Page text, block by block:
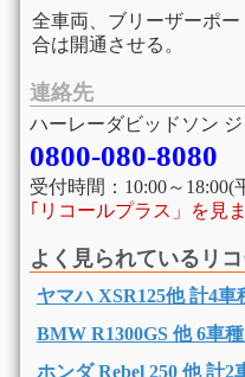
全車両、ブリーザーポ
合は開通させる。
連絡先
ハーレーダビッドソン
0800-080-8080
受付時間：10:00～18:00(
｢リコールプラス」を見
よく見られているリ
ヤマハ XSR125他 計4
BMW R1300GS 他 6車
ホンダ Rebel 250 他 計